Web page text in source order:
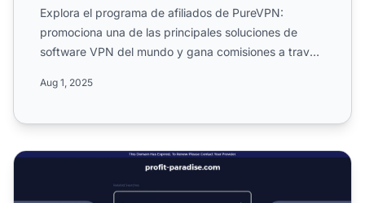
Explora el programa de afiliados de PureVPN:
promociona una de las principales soluciones de
software VPN del mundo y gana comisiones a través
Aug 1, 2025
Programa de Afiliados Profit Paradise